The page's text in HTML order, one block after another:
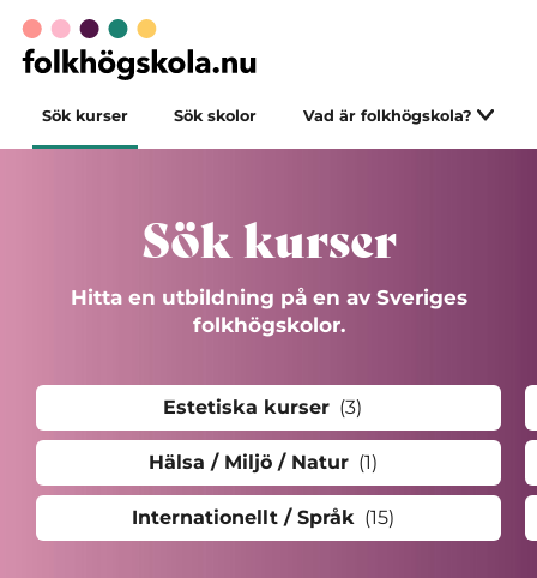
Sök kurser Sök skolor Vad är folkhögskola?
Sök kurser
Hitta en utbildning på en av Sveriges
folkhögskolor.
Estetiska kurser (3)
Hälsa / Miljö / Natur (1)
Internationellt / Språk (15)